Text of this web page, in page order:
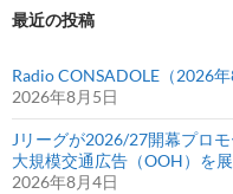
最近の投稿
Radio CONSADOLE（2026年
2026年8月5日
Jリーグが2026/27開幕プロ
大規模交通広告（OOH）を
2026年8月4日